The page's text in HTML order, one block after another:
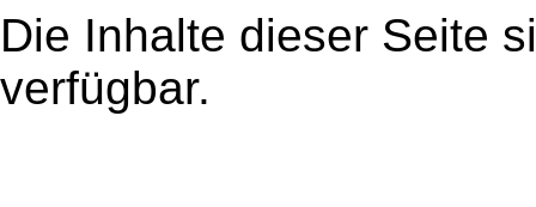
Die Inhalte dieser Seite
verfügbar.